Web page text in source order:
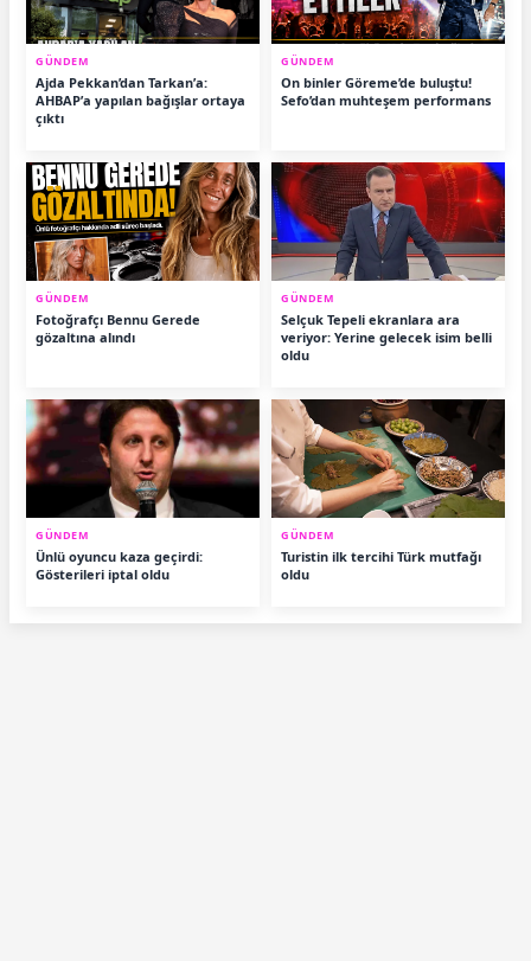
GÜNDEM
Ajda Pekkan’dan Tarkan’a:
AHBAP’a yapılan bağışlar ortaya
çıktı
GÜNDEM
On binler Göreme’de buluştu!
Sefo’dan muhteşem performans
GÜNDEM
Fotoğrafçı Bennu Gerede
gözaltına alındı
GÜNDEM
Selçuk Tepeli ekranlara ara
veriyor: Yerine gelecek isim belli
oldu
GÜNDEM
Ünlü oyuncu kaza geçirdi:
Gösterileri iptal oldu
GÜNDEM
Turistin ilk tercihi Türk mutfağı
oldu